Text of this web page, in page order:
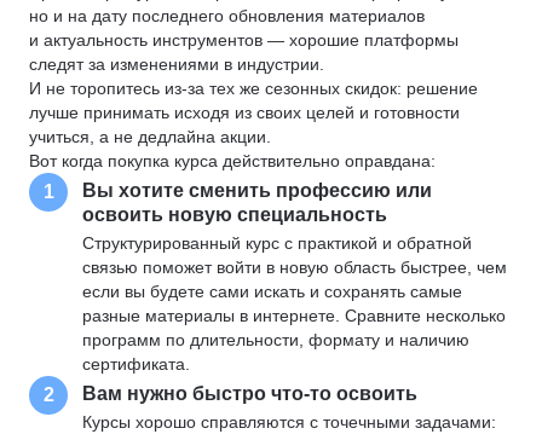
но и на дату последнего обновления материалов
и актуальность инструментов — хорошие платформы
следят за изменениями в индустрии.
И не торопитесь из-за тех же сезонных скидок: решение
лучше принимать исходя из своих целей и готовности
учиться, а не дедлайна акции.
Вот когда покупка курса действительно оправдана:
1
Вы хотите сменить профессию или
освоить новую специальность
Структурированный курс с практикой и обратной
связью поможет войти в новую область быстрее, чем
если вы будете сами искать и сохранять самые
разные материалы в интернете. Сравните несколько
программ по длительности, формату и наличию
сертификата.
2 Вам нужно быстро что-то освоить
Курсы хорошо справляются с точечными задачами: